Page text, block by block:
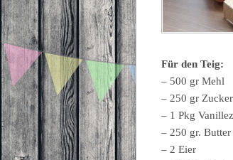
Für den Teig:
– 500 gr Mehl
– 250 gr Zucker
– 1 Pkg
– 250 gr. Butter
– 2 Eier